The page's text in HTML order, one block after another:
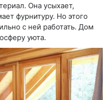
Она усыхает,
фурнитуру. Но этого
с ней работать. Дом
уюта.